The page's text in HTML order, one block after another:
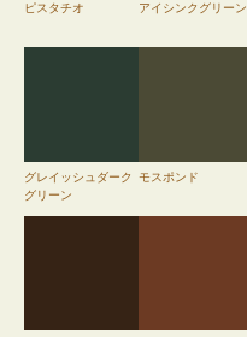
ピスタチオ アイシンクグリーン
グレイッシュダーク
グリーン
モスポンド